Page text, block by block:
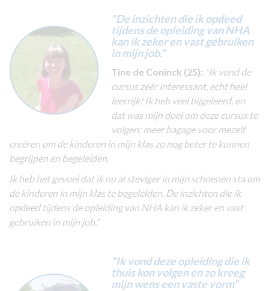
"De inzichten die ik opdeed
tijdens de opleiding van NHA
kan ik zeker en vast gebruiken
in mijn job."
Tine de Coninck (25): "Ik vond de
cursus zéér interessant, echt heel
leerrijk! Ik heb veel bijgeleerd, en
dat was mijn doel om deze cursus te
volgen: meer bagage voor mezelf
creëren om de kinderen in mijn klas zo nog beter te kunnen
begrijpen en begeleiden.
Ik heb het gevoel dat ik nu al steviger in mijn schoenen sta om
de kinderen in mijn klas te begeleiden. De inzichten die ik
opdeed tijdens de opleiding van NHA kan ik zeker en vast
gebruiken in mijn job.”
"Ik vond deze opleiding die ik
thuis kon volgen en zo kreeg
mijn wens een vaste vorm"